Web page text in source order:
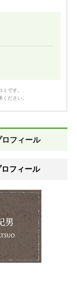
です。
ださい。
フィール
フィール